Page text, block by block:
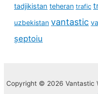
tadjikistan teheran trafic
uzbekistan vantastic
șeptoiu
Copyright © 2026 Vantastic